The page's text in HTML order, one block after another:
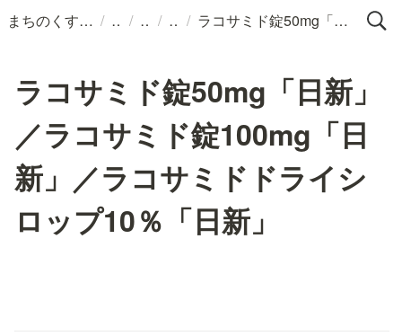
まちのくすりばこ / / / / ラコサミド錠50mg「日新」／ラコサミド錠100mg「日新」／ラコサミドドライシロップ10％「日新」
ラコサミド錠50mg「日新」
／ラコサミド錠100mg「日
新」／ラコサミドドライシ
ロップ10％「日新」